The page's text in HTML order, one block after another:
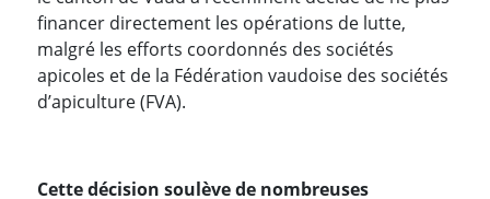
financer directement les opérations de lutte,
malgré les efforts coordonnés des sociétés
apicoles et de la Fédération vaudoise des sociétés
d’apiculture (FVA).
Cette décision soulève de nombreuses